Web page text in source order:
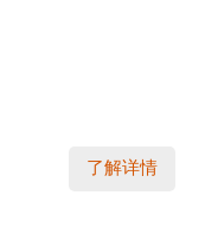
了解详情